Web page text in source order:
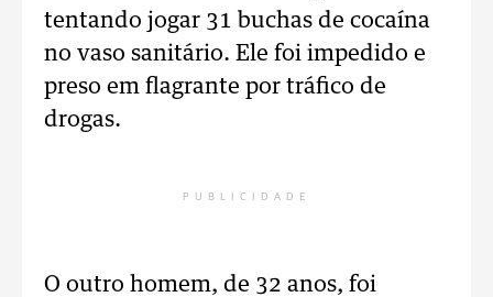
tentando jogar 31 buchas de cocaína
no vaso sanitário. Ele foi impedido e
preso em flagrante por tráfico de
drogas.
PUBLICIDADE
O outro homem, de 32 anos, foi